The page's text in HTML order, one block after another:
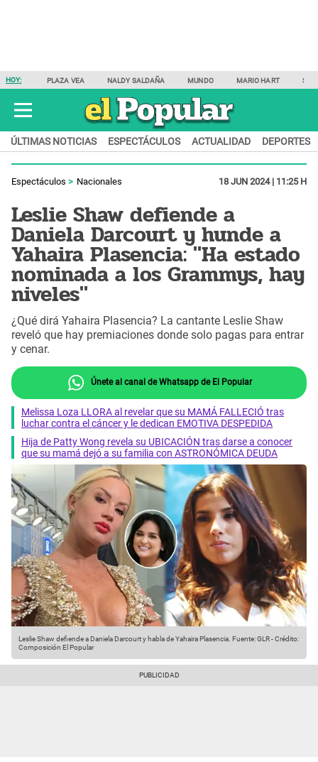
HOY: PLAZA VEA NALDY SALDAÑA MUNDO MARIO HART
ÚLTIMAS NOTICIAS ESPECTÁCULOS ACTUALIDAD DEPORTES
Espectáculos Nacionales 18 JUN 2024 | 11:25 H
Leslie Shaw defiende a
Daniela Darcourt y hunde a
Yahaira Plasencia: "Ha estado
nominada a los Grammys, hay
niveles"
¿Qué dirá Yahaira Plasencia? La cantante Leslie Shaw
reveló que hay premiaciones donde solo pagas para entrar
y cenar.
Únete al canal de Whatsapp de El Popular
Melissa Loza LLORA al revelar que su MAMÁ FALLECIÓ tras
luchar contra el cáncer y le dedican EMOTIVA DESPEDIDA
Hija de Patty Wong revela su UBICACIÓN tras darse a conocer
que su mamá dejó a su familia con ASTRONÓMICA DEUDA
Leslie Shaw defiende a Daniela Darcourt y habla de Yahaira Plasencia. Fuente: GLR-Crédito:
Composición El Popular